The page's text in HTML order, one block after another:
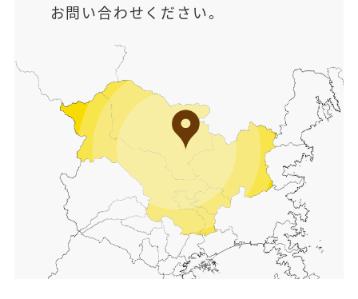
お問い合わせください。